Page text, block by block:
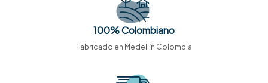
100% Colombiano
Fabricado en Medellín Colombia